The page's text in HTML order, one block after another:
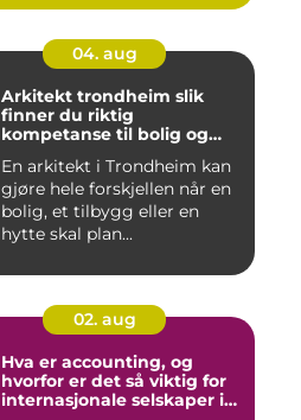
04. aug
Arkitekt trondheim slik
finner du riktig
kompetanse til bolig og
En arkitekt i Trondheim kan
gjøre hele forskjellen når en
bolig, et tilbygg eller en
hytte skal plan...
02. aug
Hva er accounting, og
hvorfor er det så viktig for
internasjonale selskaper i